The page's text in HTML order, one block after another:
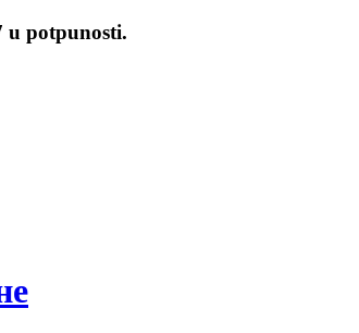
u potpunosti.